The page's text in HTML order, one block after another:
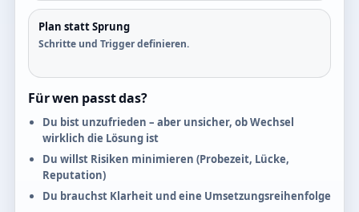
Plan statt Sprung
Schritte und Trigger definieren.
Für wen passt das?
Du bist unzufrieden – aber unsicher, ob Wechsel
wirklich die Lösung ist
Du willst Risiken minimieren (Probezeit, Lücke,
Reputation)
Du brauchst Klarheit und eine Umsetzungsreihenfolge